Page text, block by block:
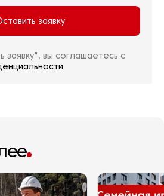
заявку
заявку", вы соглашаетесь с